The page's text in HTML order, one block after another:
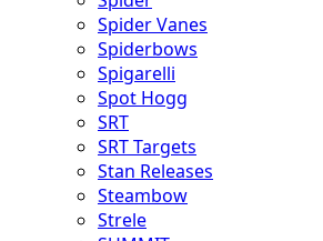
Spider Vanes
Spiderbows
Spigarelli
Spot Hogg
SRT
SRT Targets
Stan Releases
Steambow
Strele